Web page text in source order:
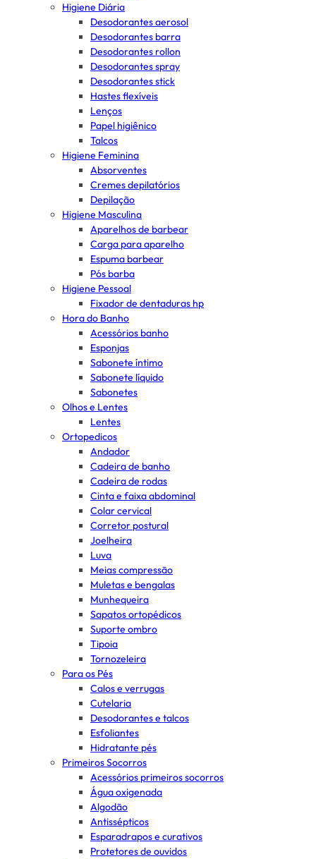
Higiene Diária
Desodorantes aerosol
Desodorantes barra
Desodorantes rollon
Desodorantes spray
Desodorantes stick
Hastes flexíveis
Lenços
Papel higiênico
Talcos
Higiene Feminina
Absorventes
Cremes depilatórios
Depilação
Higiene Masculina
Aparelhos de barbear
Carga para aparelho
Espuma barbear
Pós barba
Higiene Pessoal
Fixador de dentaduras hp
Hora do Banho
Acessórios banho
Esponjas
Sabonete íntimo
Sabonete líquido
Sabonetes
Olhos e Lentes
Lentes
Ortopedicos
Andador
Cadeira de banho
Cadeira de rodas
Cinta e faixa abdominal
Colar cervical
Corretor postural
Joelheira
Luva
Meias compressão
Muletas e bengalas
Munhequeira
Sapatos ortopédicos
Suporte ombro
Tipoia
Tornozeleira
Para os Pés
Calos e verrugas
Cutelaria
Desodorantes e talcos
Esfoliantes
Hidratante pés
Primeiros Socorros
Acessórios primeiros socorros
Água oxigenada
Algodão
Antissépticos
Esparadrapos e curativos
Protetores de ouvidos